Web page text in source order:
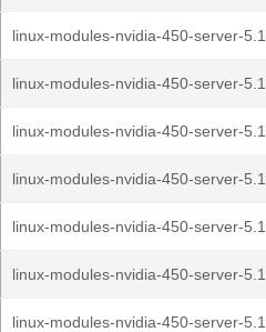
linux-modules-nvidia-450-server-
linux-modules-nvidia-450-server-
linux-modules-nvidia-450-server-
linux-modules-nvidia-450-server-
linux-modules-nvidia-450-server-
linux-modules-nvidia-450-server-
linux-modules-nvidia-450-server-